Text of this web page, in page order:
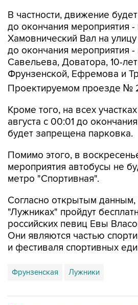
В частности, движение
до окончания мероприятия
Хамовнический Вал на
до окончания мероприятия -
Савельева, Доватора, 10-
Фрунзенской, Ефремова и
Проектируемом проезде №
Кроме того, на всех
августа с 00:01 до
будет запрещена парковка.
Помимо этого, в
мероприятия автобусы не
метро "Спортивная".
Согласно открытым данным,
"Лужниках" пройдут
российских певиц Евы
Они являются частью
и фестиваля спортивных
Фрунзенская Лужники